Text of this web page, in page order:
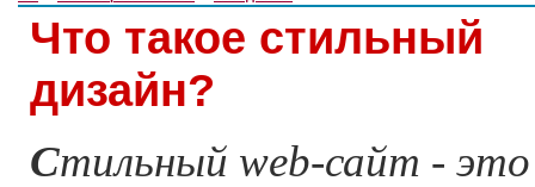
Что такое стильный
дизайн?
Стильный web-сайт -